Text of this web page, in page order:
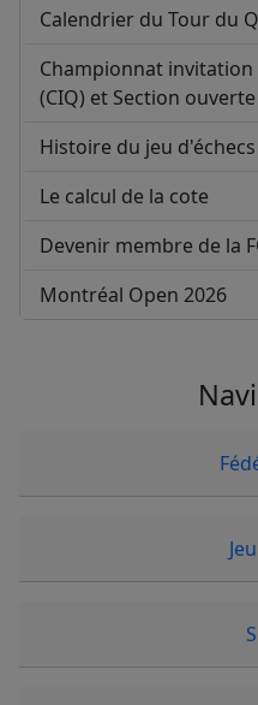
Calendrier du Tour du
Championnat invitation
(CIQ) et Section
Histoire du jeu d'échecs
Le calcul de la cote
Devenir membre de la
Montréal Open 2026